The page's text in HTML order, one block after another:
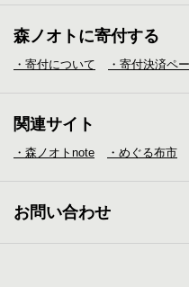
森ノオトに寄付する
・寄付について ・寄付決済ペ
関連サイト
・森ノオトnote ・めぐる布市
お問い合わせ